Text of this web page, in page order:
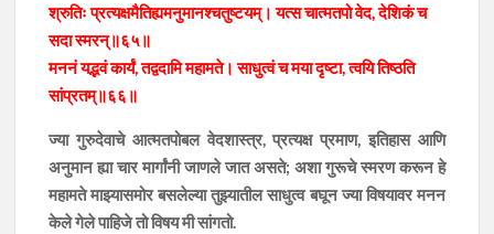
श्रुतिः प्रत्यक्षमैतिह्यमनुमानश्चतुष्टयम्। यत्स चात्मतपो वेद, देशिकं च
सदा स्मरन्॥६५॥
मननं यद्भवं कार्यं, तद्वदामि महामते। साधुत्वं च मया दृष्टा, त्वयि तिष्ठति
सांप्रतम्॥६६॥
ज्या गुरुदेवाचे आत्मतपोबल वेदशास्त्र, प्रत्यक्ष प्रमाण, इतिहास आणि
अनुमान ह्या चार मार्गांनी जाणले जात असते; अशा गुरूचे स्मरण करून हे
महामते माझ्यासमोर बसलेल्या तुझ्यातील साधुत्व बघून ज्या विषयावर मनन
केले गेले पाहिजे तो विषय मी सांगतो.